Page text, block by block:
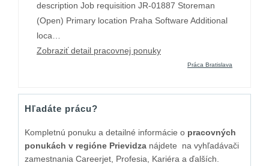
description Job requisition JR-01887 Storeman
(Open) Primary location Praha Software Additional
loca…
Zobraziť detail pracovnej ponuky
Práca Bratislava
Hľadáte prácu?
Kompletnú ponuku a detailné informácie o pracovných
ponukách v regióne Prievidza nájdete na vyhľadávači
zamestnania Careerjet, Profesia, Kariéra a ďalších.